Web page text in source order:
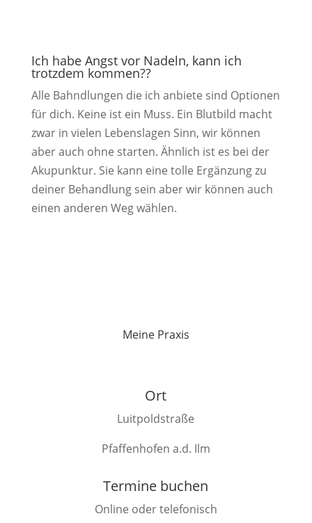
Ich habe Angst vor Nadeln, kann ich
trotzdem kommen??
Alle Bahndlungen die ich anbiete sind Optionen
für dich. Keine ist ein Muss. Ein Blutbild macht
zwar in vielen Lebenslagen Sinn, wir können
aber auch ohne starten. Ähnlich ist es bei der
Akupunktur. Sie kann eine tolle Ergänzung zu
deiner Behandlung sein aber wir können auch
einen anderen Weg wählen.
Meine Praxis
Ort
Luitpoldstraße
Pfaffenhofen a.d. Ilm
Termine buchen
Online oder telefonisch